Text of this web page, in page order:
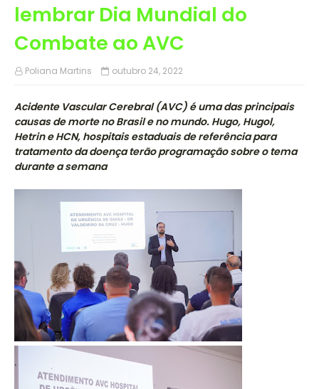
lembrar Dia Mundial do
Combate ao AVC
Poliana Martins outubro 24, 2022
Acidente Vascular Cerebral (AVC) é uma das principais
causas de morte no Brasil e no mundo. Hugo, Hugol,
Hetrin e HCN, hospitais estaduais de referência para
tratamento da doença terão programação sobre o tema
durante a semana